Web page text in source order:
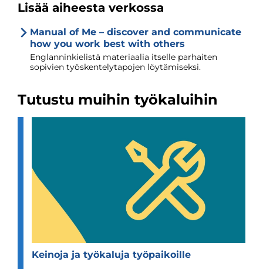
Lisää aiheesta verkossa
Manual of Me – discover and communicate
how you work best with others
Englanninkielistä materiaalia itselle parhaiten
sopivien työskentelytapojen löytämiseksi.
Tutustu muihin työkaluihin
Kei­noja ja työ­ka­luja työ­pai­koille